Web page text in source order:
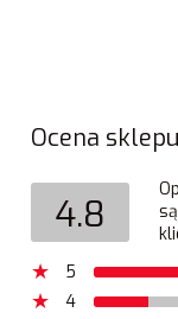
Ocena sklepu
4.8
5
4